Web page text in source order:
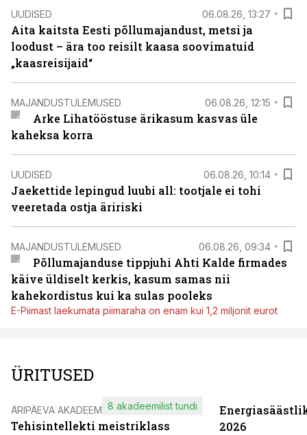
UUDISED 06.08.26, 13:27
Aita kaitsta Eesti põllumajandust, metsi ja
loodust – ära too reisilt kaasa soovimatuid
„kaasreisijaid“
MAJANDUSTULEMUSED 06.08.26, 12:15
Arke Lihatööstuse ärikasum kasvas üle
kaheksa korra
UUDISED 06.08.26, 10:14
Jaekettide lepingud luubi all: tootjale ei tohi
veeretada ostja äririski
MAJANDUSTULEMUSED 06.08.26, 09:34
Põllumajanduse tippjuhi Ahti Kalde firmades
käive üldiselt kerkis, kasum samas nii
kahekordistus kui ka sulas pooleks
E-Piimast laekumata piimaraha on enam kui 1,2 miljonit eurot
ÜRITUSED
ÄRIPÄEVA AKADEEMIA
Tehisintellekti meistriklass
8 akadeemilist tundi
2026